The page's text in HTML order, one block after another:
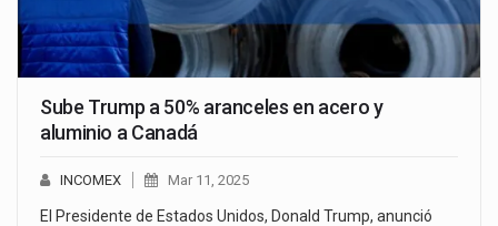
Sube Trump a 50% aranceles en acero y
aluminio a Canadá
INCOMEX Mar 11, 2025
El Presidente de Estados Unidos, Donald Trump, anunció